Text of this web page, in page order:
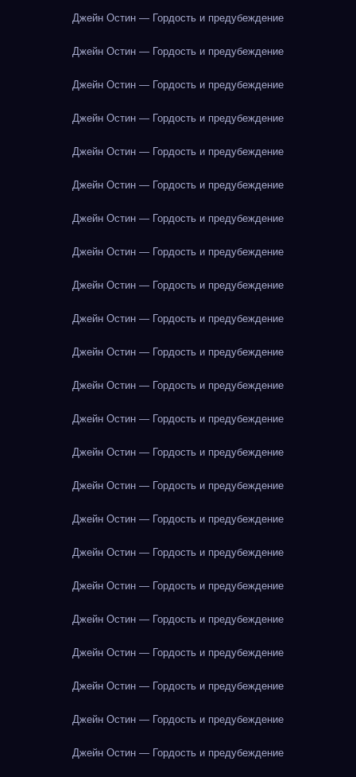
Джейн Остин — Гордость и предубеждение
Джейн Остин — Гордость и предубеждение
Джейн Остин — Гордость и предубеждение
Джейн Остин — Гордость и предубеждение
Джейн Остин — Гордость и предубеждение
Джейн Остин — Гордость и предубеждение
Джейн Остин — Гордость и предубеждение
Джейн Остин — Гордость и предубеждение
Джейн Остин — Гордость и предубеждение
Джейн Остин — Гордость и предубеждение
Джейн Остин — Гордость и предубеждение
Джейн Остин — Гордость и предубеждение
Джейн Остин — Гордость и предубеждение
Джейн Остин — Гордость и предубеждение
Джейн Остин — Гордость и предубеждение
Джейн Остин — Гордость и предубеждение
Джейн Остин — Гордость и предубеждение
Джейн Остин — Гордость и предубеждение
Джейн Остин — Гордость и предубеждение
Джейн Остин — Гордость и предубеждение
Джейн Остин — Гордость и предубеждение
Джейн Остин — Гордость и предубеждение
Джейн Остин — Гордость и предубеждение